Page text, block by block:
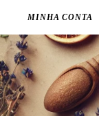
MINHA CONTA